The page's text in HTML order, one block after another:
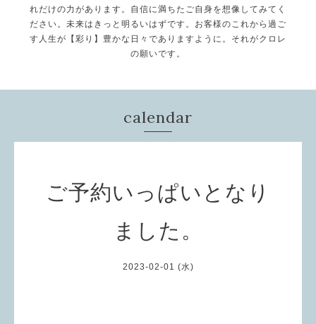
れだけの力があります。自信に満ちたご自身を想像してみてく
ださい。未来はきっと明るいはずです。お客様のこれから過ご
す人生が【彩り】豊かな日々でありますように。それがクロレ
の願いです。
calendar
ご予約いっぱいとなり
ました。
2023-02-01 (水)